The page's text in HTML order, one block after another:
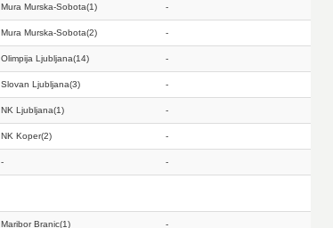
Mura Murska-Sobota(1) -
Mura Murska-Sobota(2) -
Olimpija Ljubljana(14) -
Slovan Ljubljana(3) -
NK Ljubljana(1) -
NK Koper(2) -
- -
Maribor Branic(1) -